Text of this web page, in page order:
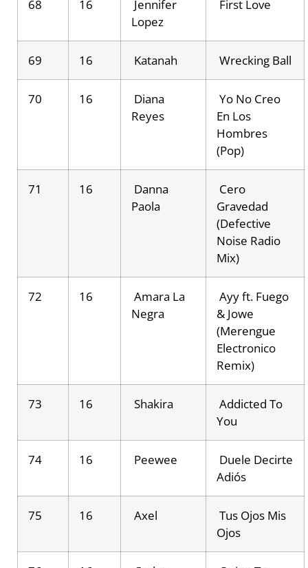
68 16
Jennifer
Lopez
First Love
69 16 Katanah Wrecking Ball
70 16
Diana
Reyes
Yo No Creo
En Los
Hombres
(Pop)
71 16
Danna
Paola
Cero
Gravedad
(Defective
Noise Radio
Mix)
72 16
Amara La
Negra
Ayy ft. Fuego
& Jowe
(Merengue
Electronico
Remix)
73 16 Shakira
Addicted To
You
74 16 Peewee
Duele Decirte
Adiós
75 16 Axel
Tus Ojos Mis
Ojos